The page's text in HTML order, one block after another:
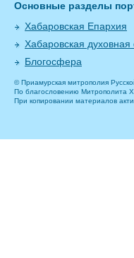
Основные разделы
Хабаровская Епархия
Хабаровская
Блогосфера
© Приамурская митрополия
По благословению Митрополита
При копировании материалов